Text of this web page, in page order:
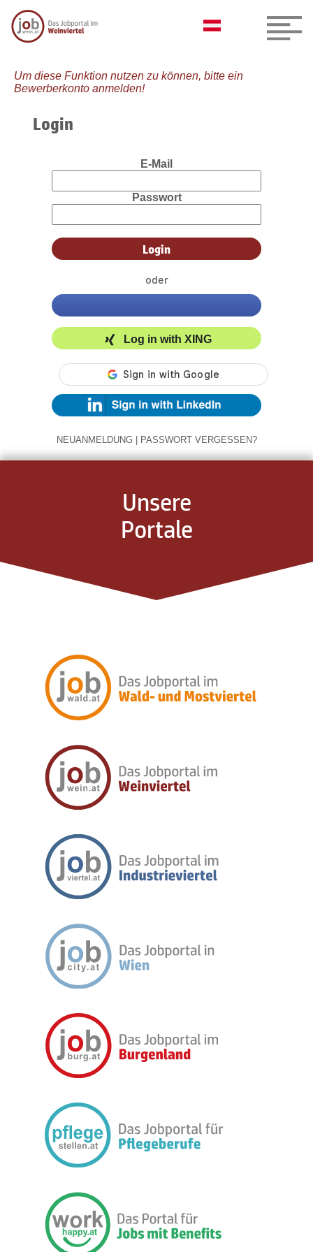
Um diese Funktion nutzen zu können, bitte ein
Bewerberkonto anmelden!
Login
E-Mail
Passwort
oder
Log in with XING
NEUANMELDUNG | PASSWORT VERGESSEN?
Unsere
Portale